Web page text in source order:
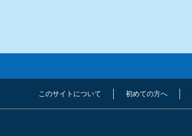
このサイトについて 初めての方へ